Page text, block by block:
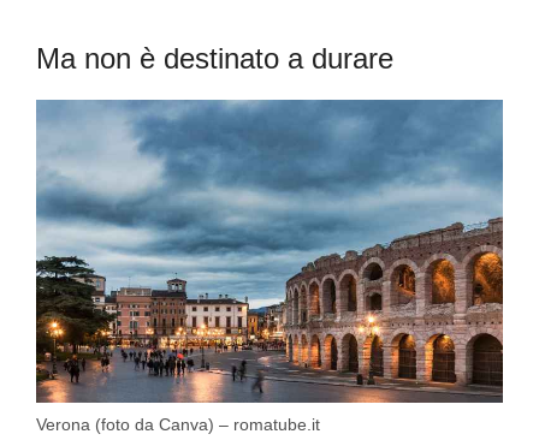
Ma non è destinato a durare
Verona (foto da Canva) – romatube.it